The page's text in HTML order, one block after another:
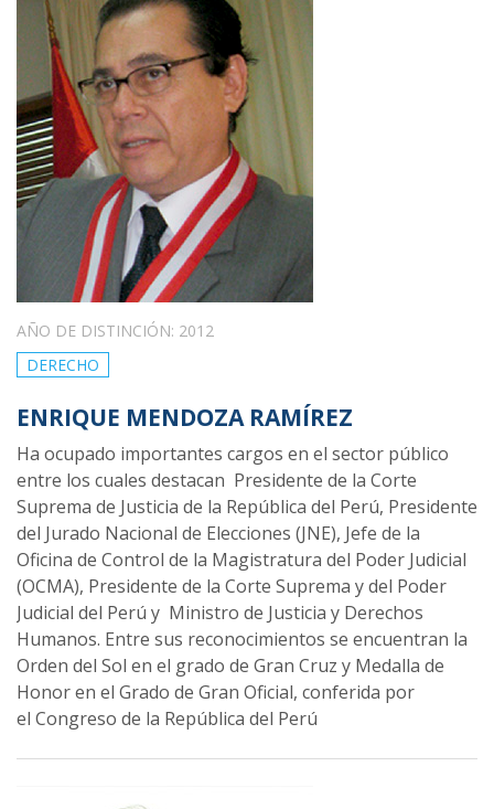
AÑO DE DISTINCIÓN: 2012
DERECHO
ENRIQUE MENDOZA RAMÍREZ
Ha ocupado importantes cargos en el sector público
entre los cuales destacan Presidente de la Corte
Suprema de Justicia de la República del Perú, Presidente
del Jurado Nacional de Elecciones (JNE), Jefe de la
Oficina de Control de la Magistratura del Poder Judicial
(OCMA), Presidente de la Corte Suprema y del Poder
Judicial del Perú y Ministro de Justicia y Derechos
Humanos. Entre sus reconocimientos se encuentran la
Orden del Sol en el grado de Gran Cruz y Medalla de
Honor en el Grado de Gran Oficial, conferida por
el Congreso de la República del Perú